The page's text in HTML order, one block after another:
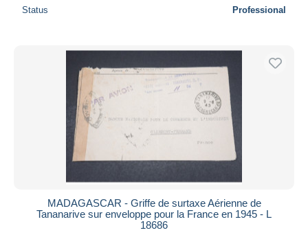
Status Professional
MADAGASCAR - Griffe de surtaxe Aérienne de
Tananarive sur enveloppe pour la France en 1945 - L
18686